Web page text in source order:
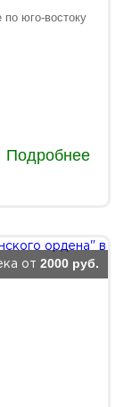
юго-востоку
Подробнее
от 2000 руб.